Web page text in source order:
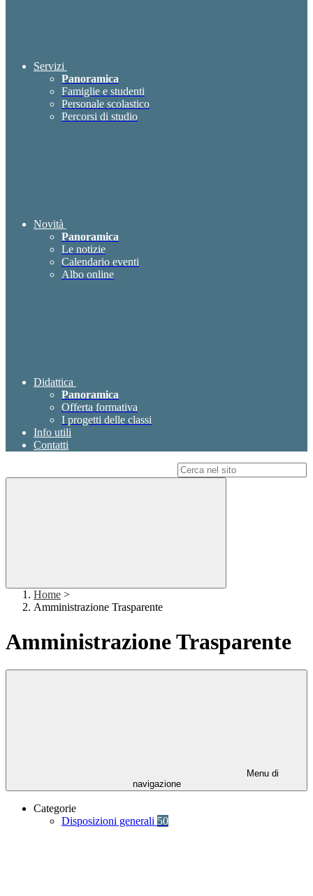
Servizi
Panoramica
Famiglie e studenti
Personale scolastico
Percorsi di studio
Novità
Panoramica
Le notizie
Calendario eventi
Albo online
Didattica
Panoramica
Offerta formativa
I progetti delle classi
Info utili
Contatti
Home >
Amministrazione Trasparente
Amministrazione Trasparente
Menu di
navigazione
Categorie
Disposizioni generali 50